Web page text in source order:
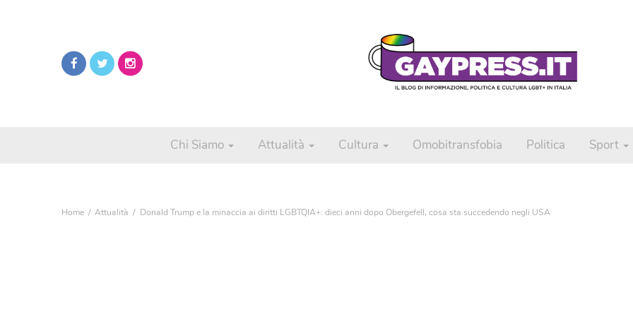
Chi Siamo Attualità Cultura Omobitransfobia Politica Sport
Home Attualità Donald Trump e la minaccia ai diritti LGBTQIA+: dieci anni dopo Obergefell, cosa sta succedendo negli USA